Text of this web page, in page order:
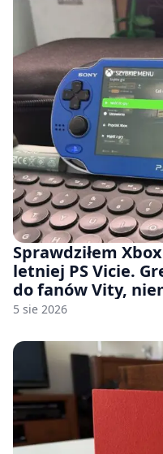
Sprawdziłem
letniej PS Vicie.
do fanów Vity,
wiele [FELIETON]
5 sie 2026